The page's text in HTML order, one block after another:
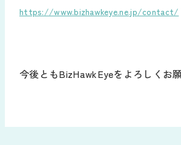
https://www.bizhawkeye.ne.jp/contact/
今後ともBizHawkEyeをよろしくお